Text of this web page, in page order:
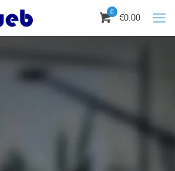
0 €0.00